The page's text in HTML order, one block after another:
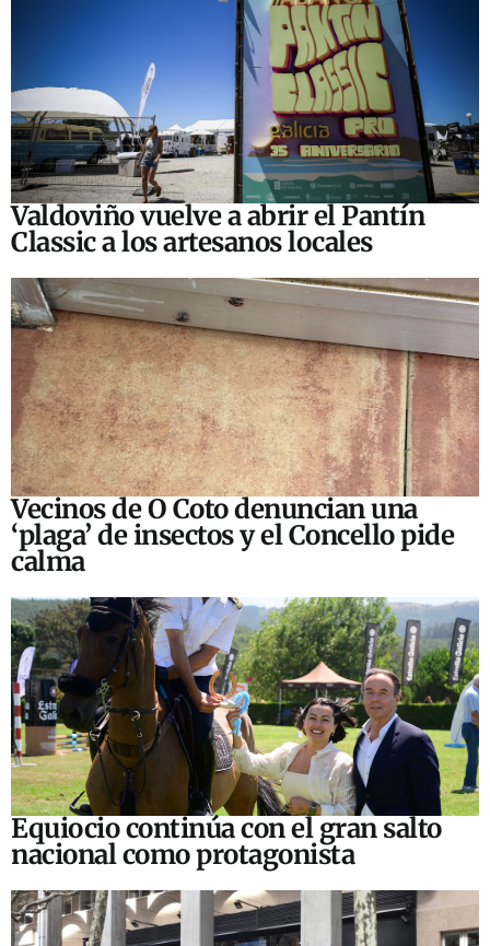
Valdoviño vuelve a abrir el Pantín
Classic a los artesanos locales
Vecinos de O Coto denuncian una
‘plaga’ de insectos y el Concello pide
calma
Equiocio continúa con el gran salto
nacional como protagonista